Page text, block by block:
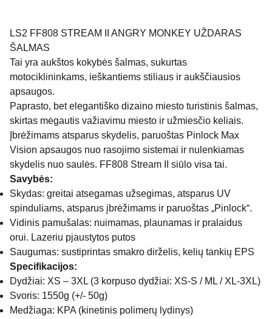
LS2 FF808 STREAM II ANGRY MONKEY UŽDARAS
ŠALMAS
Tai yra aukštos kokybės šalmas, sukurtas
motociklininkams, ieškantiems stiliaus ir aukščiausios
apsaugos.
Paprasto, bet elegantiško dizaino miesto turistinis šalmas,
skirtas mėgautis važiavimu miesto ir užmiesčio keliais.
Įbrėžimams atsparus skydelis, paruoštas Pinlock Max
Vision apsaugos nuo rasojimo sistemai ir nulenkiamas
skydelis nuo saulės. FF808 Stream II siūlo visa tai.
Savybės:
Skydas: greitai atsegamas užsegimas, atsparus UV
spinduliams, atsparus įbrėžimams ir paruoštas „Pinlock“.
Vidinis pamušalas: nuimamas, plaunamas ir pralaidus
orui. Lazeriu pjaustytos putos
Saugumas: sustiprintas smakro dirželis, kelių tankių EPS
Specifikacijos:
Dydžiai: XS – 3XL (3 korpuso dydžiai: XS-S / ML / XL-3XL)
Svoris: 1550g (+/- 50g)
Medžiaga: KPA (kinetinis polimerų lydinys)